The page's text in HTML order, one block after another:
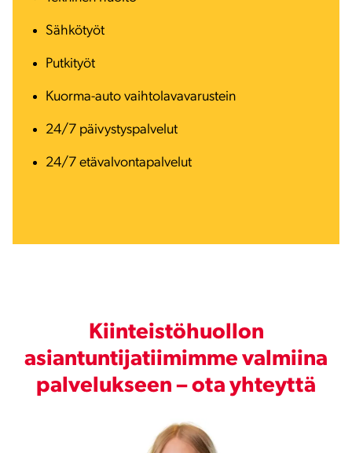
Sähkötyöt
Putkityöt
Kuorma-auto vaihtolavavarustein
24/7 päivystyspalvelut
24/7 etävalvontapalvelut
Kiinteistöhuollon
asiantuntijatiimimme valmiina
palvelukseen – ota yhteyttä